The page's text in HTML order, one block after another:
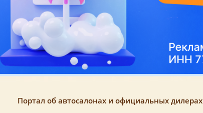
Портал об автосалонах и официальных дилерах